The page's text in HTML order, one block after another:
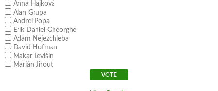
Anna Hajková
Alan Grupa
Andrei Popa
Erik Daniel Gheorghe
Adam Nejezchleba
David Hofman
Makar Levišin
Marián Jirout